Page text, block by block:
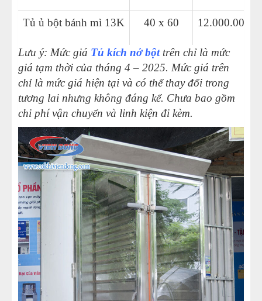
Tủ ủ bột bánh mì 13K 40 x 60 12.000.000
Lưu ý: Mức giá Tủ kích nở bộttrên chỉ là mức
giá tạm thời của tháng 4 – 2025. Mức giá trên
chỉ là mức giá hiện tại và có thể thay đổi trong
tương lai nhưng không đáng kể. Chưa bao gồm
chi phí vận chuyển và linh kiện đi kèm.